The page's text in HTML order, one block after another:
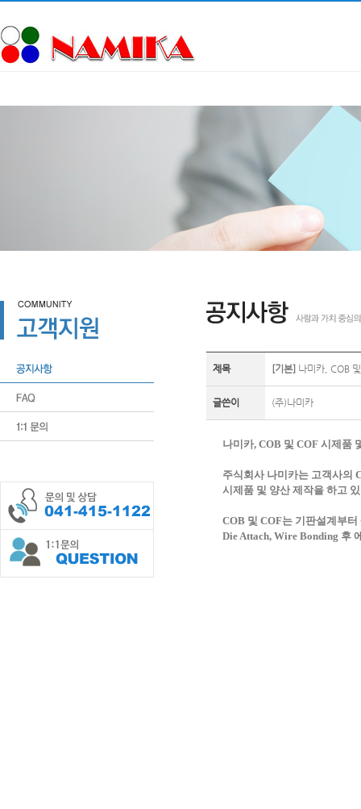
제목 [기본] 나미카, COB
글쓴이 (주)나미카
나미카, COB 및 COF 시제품
주식회사 나미카는 고객사의
시제품 및 양산 제작을 하고
COB 및 COF는 기판설계부
Die Attach, Wire Bonding 후